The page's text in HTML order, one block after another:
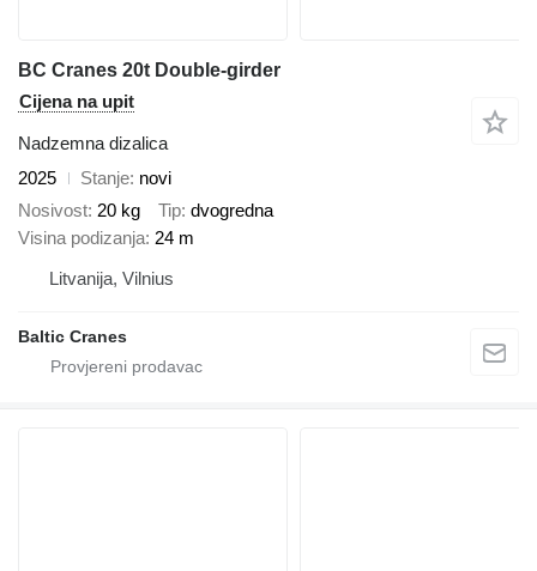
BC Cranes 20t Double-girder
Cijena na upit
Nadzemna dizalica
2025
Stanje novi
Nosivost 20 kg Tip dvogredna
Visina podizanja 24 m
Litvanija, Vilnius
Baltic Cranes